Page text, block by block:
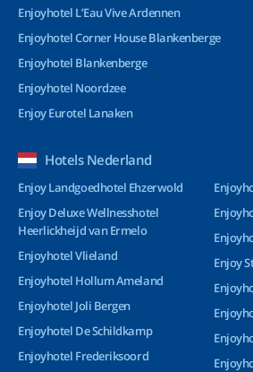
Enjoyhotel L’Eau Vive Ardennen
Enjoyhotel Corner House Blankenberge
Enjoyhotel Blankenberge
Enjoyhotel Noordzee
Enjoy Eurotel Lanaken
Hotels Nederland
Enjoy Landgoedhotel Ehzerwold
Enjoy Deluxe Wellnesshotel
Heerlickheijd van Ermelo
Enjoyhotel Vlieland
Enjoyhotel Hollum Ameland
Enjoyhotel Joli Bergen
Enjoyhotel De Schildkamp
Enjoyhotel Frederiksoord
Enjoy